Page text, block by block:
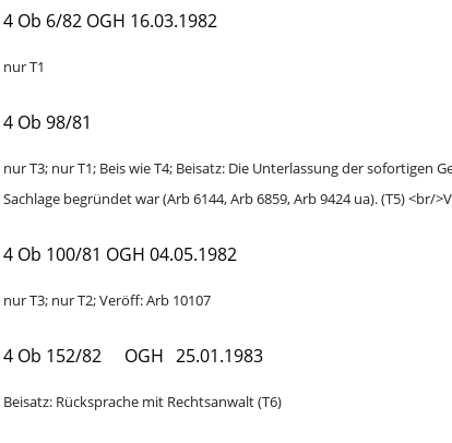
4 Ob 6/82 OGH 16.03.1982
nur T1
4 Ob 98/81
nur T3; nur T1; Beis wie T4; Beisatz: Die Unterlassung der
Sachlage begründet war (Arb 6144, Arb 6859, Arb 9424 ua). (T5) <br/
4 Ob 100/81 OGH 04.05.1982
nur T3; nur T2; Veröff: Arb 10107
4 Ob 152/82 OGH 25.01.1983
Beisatz: Rücksprache mit Rechtsanwalt (T6)